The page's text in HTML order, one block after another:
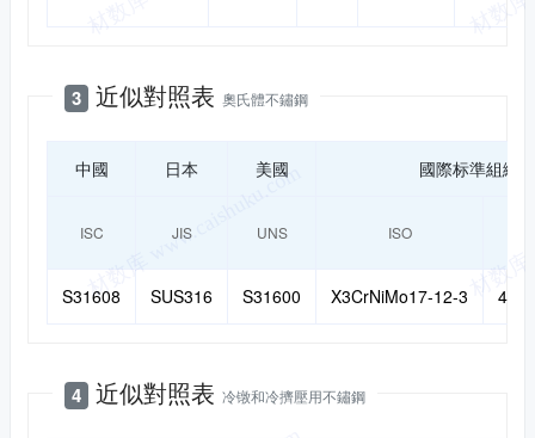
3 近似對照表 奧氏體不鏽鋼
中國 日本 美國 國際标準組織
ISC JIS UNS ISO
S31608 SUS316 S31600 X3CrNiMo17-12-3
4 近似對照表 冷镦和冷擠壓用不鏽鋼